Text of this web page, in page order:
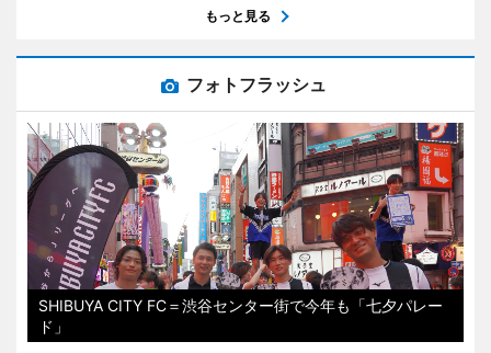
もっと見る
フォトフラッシュ
SHIBUYA CITY FC＝渋谷センター街で今年も「七夕パレー
ド」